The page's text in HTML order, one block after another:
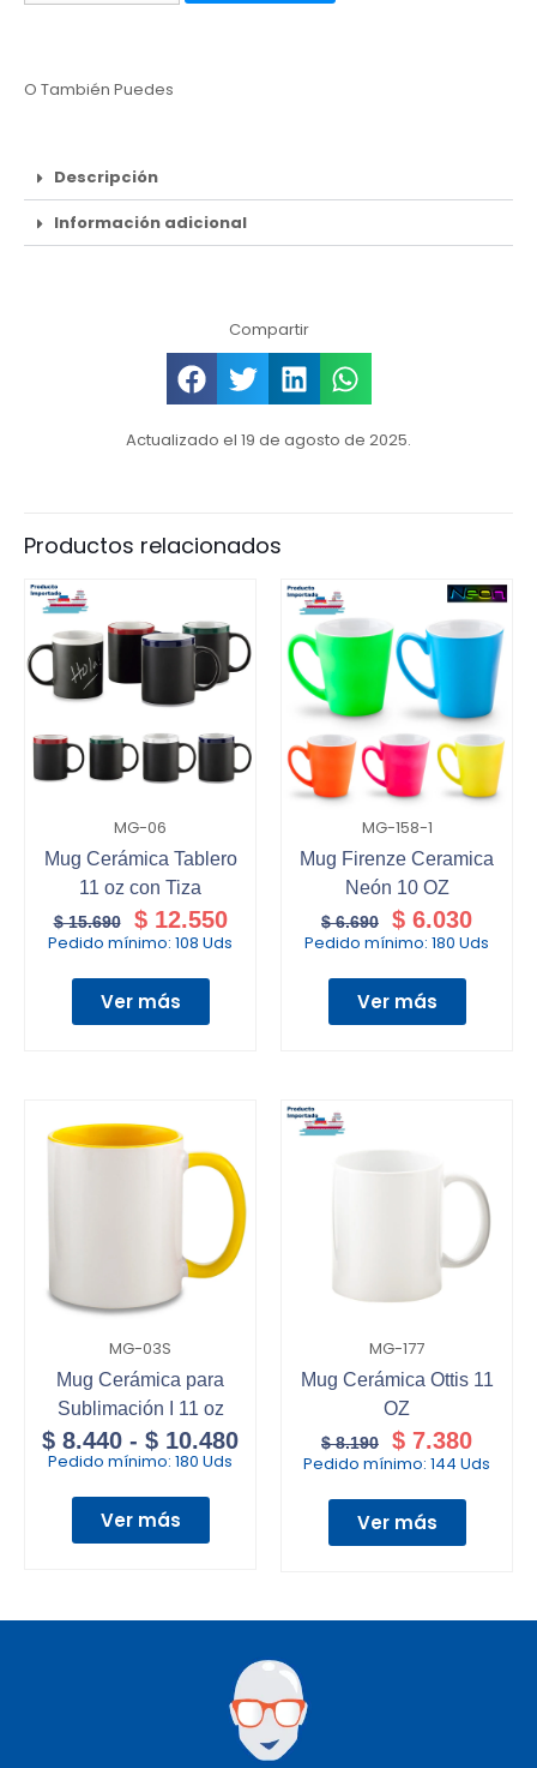
O También Puedes
Descripción
Información adicional
Compartir
Actualizado el 19 de agosto de 2025.
Productos relacionados
MG-06
Mug Cerámica Tablero
11 oz con Tiza
$15.690 $12.550
Pedido mínimo: 108 Uds
Ver más
MG-158-1
Mug Firenze Ceramica
Neón 10 OZ
$6.690 $ 6.030
Pedido mínimo: 180 Uds
Ver más
MG-03S
Mug Cerámica para
Sublimación I 11 oz
$ 8.440 - $ 10.480
Pedido mínimo: 180 Uds
Ver más
MG-177
Mug Cerámica Ottis 11
OZ
$8.190 $ 7.380
Pedido mínimo: 144 Uds
Ver más